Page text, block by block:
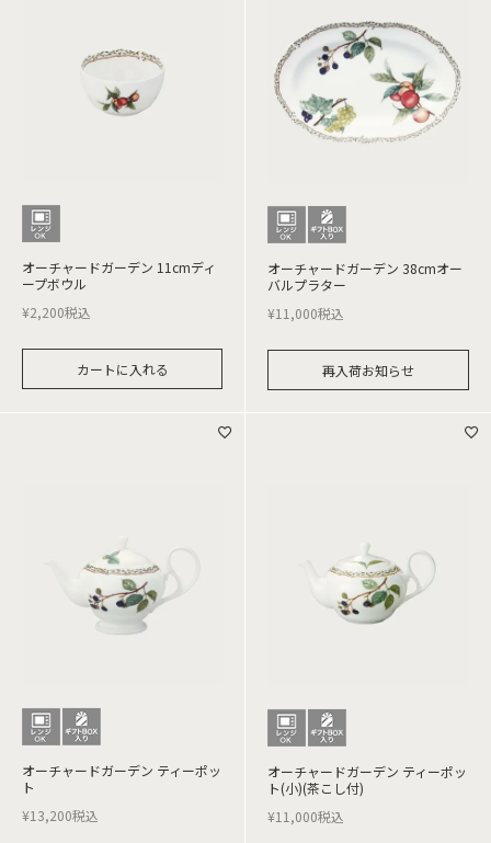
オーチャードガーデン 11cmディ
ープボウル
¥2,200税込
カートに入れる
オーチャードガーデン 38cmオー
バルプラター
¥11,000税込
再入荷お知らせ
オーチャードガーデン ティーポッ
ト
¥13,200税込
オーチャードガーデン ティーポッ
ト(小)(茶こし付)
¥11,000税込